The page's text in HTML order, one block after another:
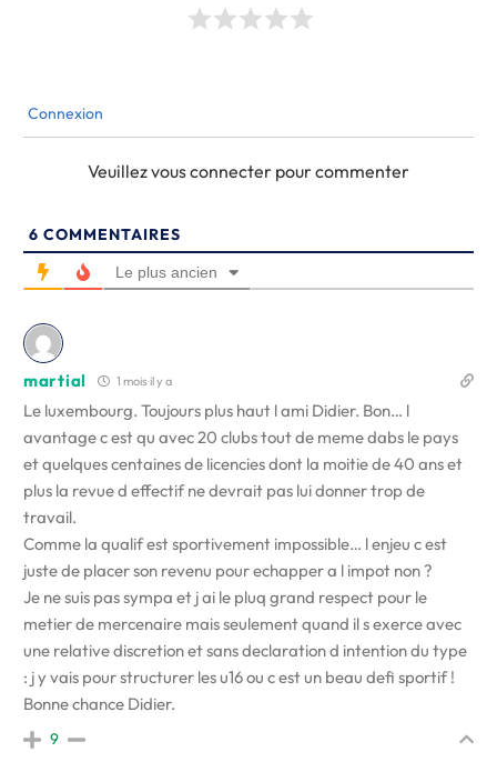
Connexion
Veuillez vous connecter pour commenter
6 COMMENTAIRES
Le plus ancien
martial 1 mois il y a
Le luxembourg. Toujours plus haut l ami Didier. Bon… l
avantage c est qu avec 20 clubs tout de meme dabs le pays
et quelques centaines de licencies dont la moitie de 40 ans et
plus la revue d effectif ne devrait pas lui donner trop de
travail.
Comme la qualif est sportivement impossible… l enjeu c est
juste de placer son revenu pour echapper a l impot non ?
Je ne suis pas sympa et j ai le pluq grand respect pour le
metier de mercenaire mais seulement quand il s exerce avec
une relative discretion et sans declaration d intention du type
: j y vais pour structurer les u16 ou c est un beau defi sportif !
Bonne chance Didier.
9